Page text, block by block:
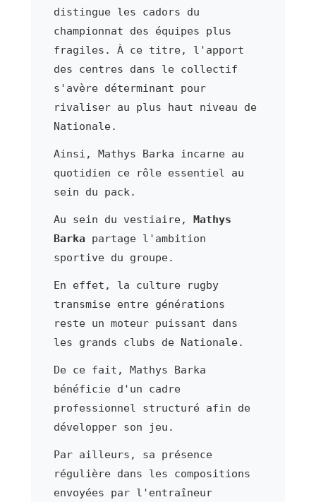
distingue les cadors du
championnat des équipes plus
fragiles. À ce titre, l'apport
des centres dans le collectif
s'avère déterminant pour
rivaliser au plus haut niveau de
Nationale.
Ainsi, Mathys Barka incarne au
quotidien ce rôle essentiel au
sein du pack.
Au sein du vestiaire, Mathys
Barka partage l'ambition
sportive du groupe.
En effet, la culture rugby
transmise entre générations
reste un moteur puissant dans
les grands clubs de Nationale.
De ce fait, Mathys Barka
bénéficie d'un cadre
professionnel structuré afin de
développer son jeu.
Par ailleurs, sa présence
régulière dans les compositions
envoyées par l'entraîneur